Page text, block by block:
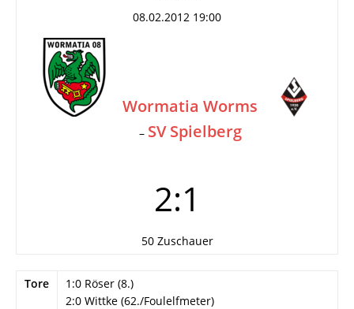
08.02.2012 19:00
Wormatia Worms
– SV Spielberg
2:1
50 Zuschauer
Tore
1:0 Röser (8.)
2:0 Wittke (62./Foulelfmeter)